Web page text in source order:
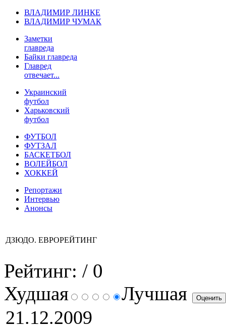
ВЛАДИМИР ЛИНКЕ
ВЛАДИМИР ЧУМАК
Заметки
главреда
Байки главреда
Главред
отвечает...
Украинский
футбол
Харьковский
футбол
ФУТБОЛ
ФУТЗАЛ
БАСКЕТБОЛ
ВОЛЕЙБОЛ
ХОККЕЙ
Репортажи
Интервью
Анонсы
ДЗЮДО. ЕВРОРЕЙТИНГ
Рейтинг: / 0
Худшая
Лучшая
21.12.2009